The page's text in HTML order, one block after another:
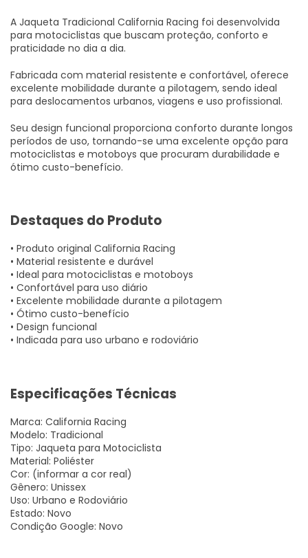
A Jaqueta Tradicional California Racing foi desenvolvida
para motociclistas que buscam proteção, conforto e
praticidade no dia a dia.
Fabricada com material resistente e confortável, oferece
excelente mobilidade durante a pilotagem, sendo ideal
para deslocamentos urbanos, viagens e uso profissional.
Seu design funcional proporciona conforto durante longos
períodos de uso, tornando-se uma excelente opção para
motociclistas e motoboys que procuram durabilidade e
ótimo custo-benefício.
Destaques do Produto
• Produto original California Racing
• Material resistente e durável
• Ideal para motociclistas e motoboys
• Confortável para uso diário
• Excelente mobilidade durante a pilotagem
• Ótimo custo-benefício
• Design funcional
• Indicada para uso urbano e rodoviário
Especificações Técnicas
Marca: California Racing
Modelo: Tradicional
Tipo: Jaqueta para Motociclista
Material: Poliéster
Cor: (informar a cor real)
Gênero: Unissex
Uso: Urbano e Rodoviário
Estado: Novo
Condição Google: Novo